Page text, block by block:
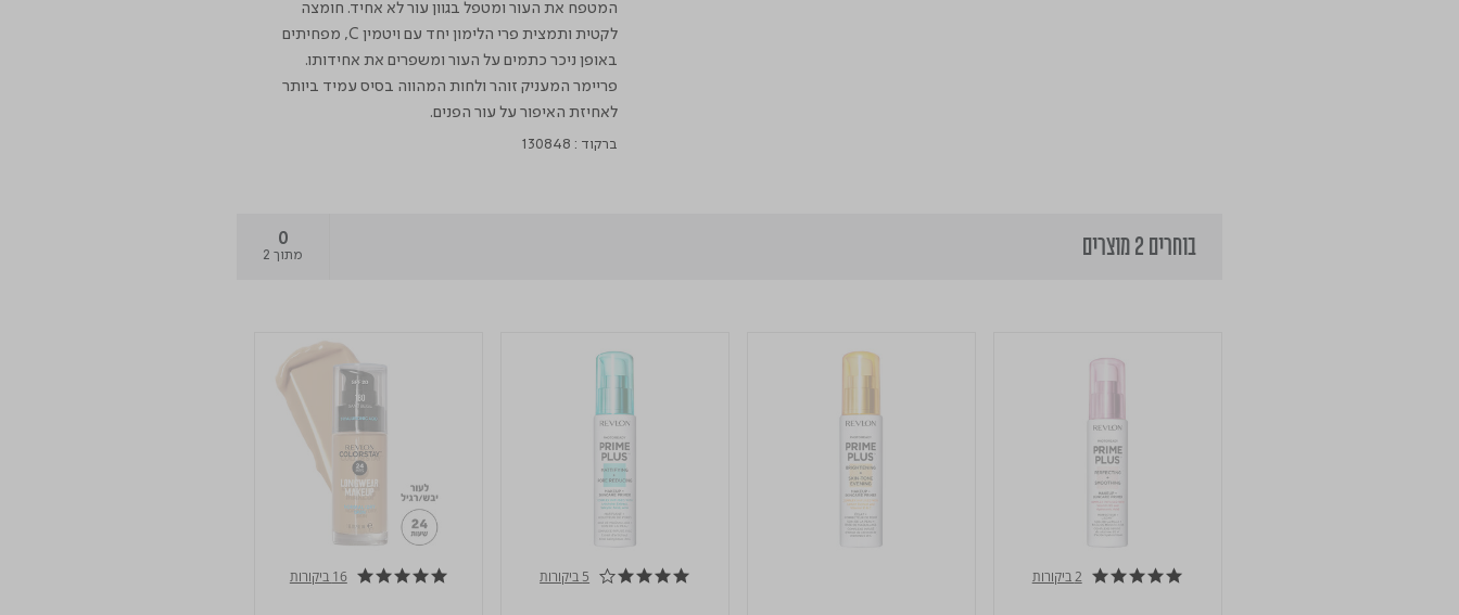
המטפח את העור ומטפל בגוון עור לא אחיד. חומצה
לקטית ותמצית פרי הלימון יחד עם ויטמין C, מפחיתים
באופן ניכר כתמים על העור ומשפרים את אחידותו.
פריימר המעניק זוהר ולחות המהווה בסיס עמיד ביותר
לאחיזת האיפור על עור הפנים.
ברקוד : 130848
בוחרים 2 מוצרים 0
מתוך 2
5.0 star rating 2 ביקורות 4.0 star rating 5 ביקורות 4.9 star rating 16 ביקורות